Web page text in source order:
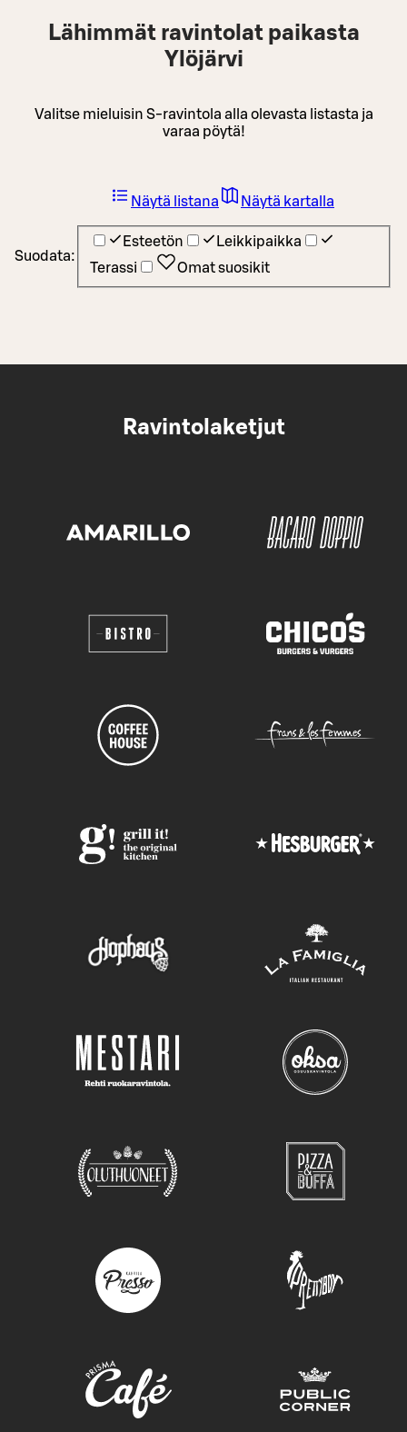
Lähimmät ravintolat paikasta
Ylöjärvi
Valitse mieluisin S-ravintola alla olevasta listasta ja
varaa pöytä!
Suodata:
Esteetön
Leikkipaikka
Terassi
Omat suosikit
Näytä listana Näytä kartalla
Ravintolaketjut